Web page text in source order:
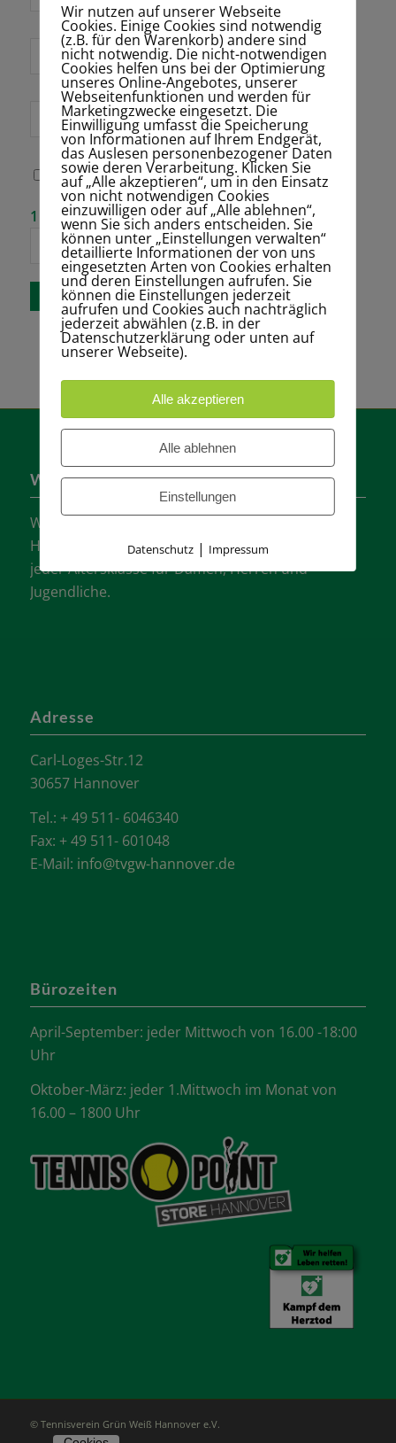
E-Mail-Adresse
*
Website
Name, E-Mail-
Adresse und
Website in
diesem Browser
für meinen
nächsten
Kommentar
speichern.
Bitte gib eine
Antwort in
Ziffern ein:
1 × eins =
Wer sind wir?
Wir sind einer der größten Tennisvereine
Hannovers mit vielen aktiven Mannschaften in
jeder Altersklasse für Damen, Herren und
Jugendliche.
Adresse
Carl-Loges-Str.12
30657 Hannover
Tel.: + 49 511- 6046340
Fax: + 49 511- 601048
E-Mail: info@tvgw-hannover.de
Bürozeiten
April-September: jeder Mittwoch von 16.00 -18:00
Uhr
Oktober-März: jeder 1.Mittwoch im Monat von
16.00 – 1800 Uhr
© Tennisverein Grün Weiß Hannover e.V.
Wir nutzen auf unserer Webseite
Cookies. Einige Cookies sind notwendig
(z.B. für den Warenkorb) andere sind
nicht notwendig. Die nicht-notwendigen
Cookies helfen uns bei der Optimierung
unseres Online-Angebotes, unserer
Webseitenfunktionen und werden für
Marketingzwecke eingesetzt. Die
Einwilligung umfasst die Speicherung
von Informationen auf Ihrem Endgerät,
das Auslesen personenbezogener Daten
sowie deren Verarbeitung. Klicken Sie
auf „Alle akzeptieren“, um in den Einsatz
von nicht notwendigen Cookies
einzuwilligen oder auf „Alle ablehnen“,
wenn Sie sich anders entscheiden. Sie
können unter „Einstellungen verwalten“
detaillierte Informationen der von uns
eingesetzten Arten von Cookies erhalten
und deren Einstellungen aufrufen. Sie
können die Einstellungen jederzeit
aufrufen und Cookies auch nachträglich
jederzeit abwählen (z.B. in der
Datenschutzerklärung oder unten auf
unserer Webseite).
Alle akzeptieren
Alle ablehnen
Einstellungen
Datenschutz| Impressum